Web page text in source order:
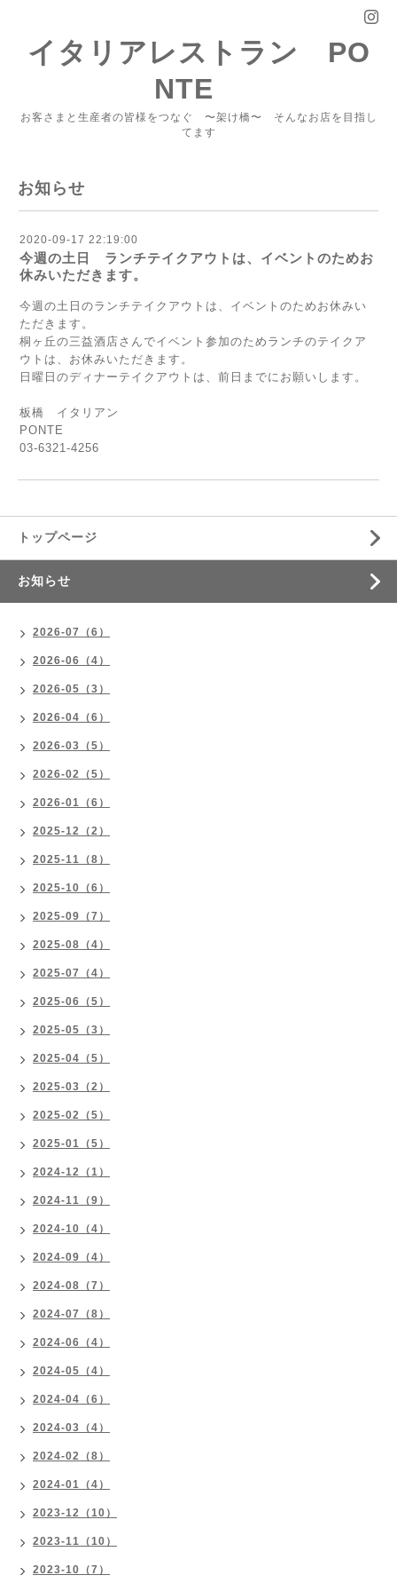
イタリアレストラン PO
NTE
お客さまと生産者の皆様をつなぐ 〜架け橋〜 そんなお店を目指し
てます
お知らせ
2020-09-17 22:19:00
今週の土日 ランチテイクアウトは、イベントのためお
休みいただきます。
今週の土日のランチテイクアウトは、イベントのためお休みい
ただきます。
桐ヶ丘の三益酒店さんでイベント参加のためランチのテイクア
ウトは、お休みいただきます。
日曜日のディナーテイクアウトは、前日までにお願いします。
板橋 イタリアン
PONTE
03-6321-4256
トップページ
お知らせ
2026-07（6）
2026-06（4）
2026-05（3）
2026-04（6）
2026-03（5）
2026-02（5）
2026-01（6）
2025-12（2）
2025-11（8）
2025-10（6）
2025-09（7）
2025-08（4）
2025-07（4）
2025-06（5）
2025-05（3）
2025-04（5）
2025-03（2）
2025-02（5）
2025-01（5）
2024-12（1）
2024-11（9）
2024-10（4）
2024-09（4）
2024-08（7）
2024-07（8）
2024-06（4）
2024-05（4）
2024-04（6）
2024-03（4）
2024-02（8）
2024-01（4）
2023-12（10）
2023-11（10）
2023-10（7）